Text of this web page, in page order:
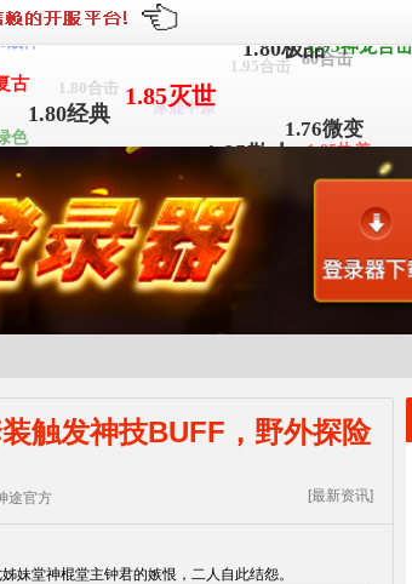
1.80极品
1.76精品
1.85灭世
1.85散人
1.76微变
1.95神龙合击
1.76蓝月
1.80经典
1.70
1.95
1.85执着
80合击
古
丽江
1.80
1.85战神
1.80疯狂
1.85仙剑
1.95合击
战神
色
1.85精品
1.80沉默
1.80迷失
涿鹿中原
1.76原始
触发神技BUFF，野外探险
途官方 [最新资讯]
妹堂神棍堂主钟君的嫉恨，二人自此结怨。